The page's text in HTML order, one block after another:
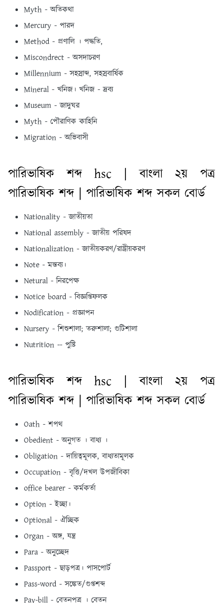
Myth - অতিকথা
Mercury - পারদ
Method - প্রণালি । পদ্ধতি,
Miscondrect - অসদাচরণ
Millennium - সহস্রাব্দ, সহস্রবার্ষিক
Mineral - খনিজ। খনিজ - দ্রব্য
Museum - জাদুঘর
Myth - পৌরাণিক কাহিনি
Migration - অভিবাসী
পারিভাষিক শব্দ hsc | বাংলা ২য় পত্র
পারিভাষিক শব্দ | পারিভাষিক শব্দ সকল বোর্ড
Nationality - জাতীয়তা
National assembly - জাতীয় পরিষদ
Nationalization - জাতীয়করণ/রাষ্ট্রীয়করণ
Note - মন্তব্য।
Netural - নিরপেক্ষ
Notice board - বিজ্ঞপ্তিফলক
Nodification - প্রজ্ঞাপন
Nursery - শিশুশালা; তরুশালা; গুটিশালা
Nutrition -- পুষ্টি
পারিভাষিক শব্দ hsc | বাংলা ২য় পত্র
পারিভাষিক শব্দ | পারিভাষিক শব্দ সকল বোর্ড
Oath - শপথ
Obedient - অনুগত । বাধ্য ।
Obligation - দায়িত্বমূলক, বাধ্যতামূলক
Occupation - বৃত্তি/দখল উপজীবিকা
office bearer - কর্মকর্তা
Option - ইচ্ছা।
Optional - ঐচ্ছিক
Organ - অঙ্গ, যন্ত্র
Para - অনুচ্ছেদ
Passport - ছাড়পত্র। পাসপাের্ট
Pass-word - সঙ্কেত/গুপ্তশব্দ
Pay-bill - বেতনপত্র । বেতন